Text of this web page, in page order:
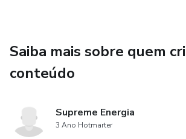
Saiba mais sobre quem
conteúdo
Supreme Energia
3 Ano Hotmarter